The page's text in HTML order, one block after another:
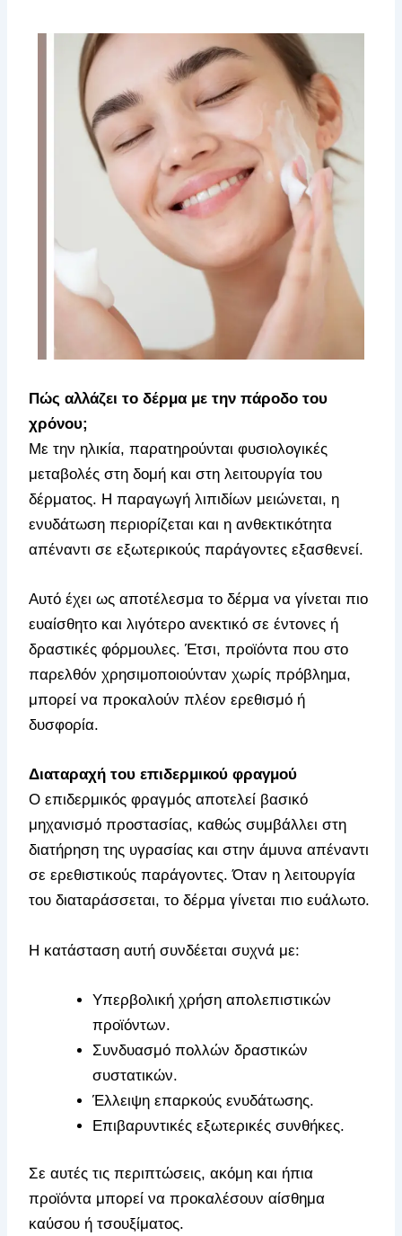
Πώς αλλάζει το δέρμα με την πάροδο του
χρόνου;
Με την ηλικία, παρατηρούνται φυσιολογικές
μεταβολές στη δομή και στη λειτουργία του
δέρματος. Η παραγωγή λιπιδίων μειώνεται, η
ενυδάτωση περιορίζεται και η ανθεκτικότητα
απέναντι σε εξωτερικούς παράγοντες εξασθενεί.
Αυτό έχει ως αποτέλεσμα το δέρμα να γίνεται πιο
ευαίσθητο και λιγότερο ανεκτικό σε έντονες ή
δραστικές φόρμουλες. Έτσι, προϊόντα που στο
παρελθόν χρησιμοποιούνταν χωρίς πρόβλημα,
μπορεί να προκαλούν πλέον ερεθισμό ή
δυσφορία.
Διαταραχή του επιδερμικού φραγμού
Ο επιδερμικός φραγμός αποτελεί βασικό
μηχανισμό προστασίας, καθώς συμβάλλει στη
διατήρηση της υγρασίας και στην άμυνα απέναντι
σε ερεθιστικούς παράγοντες. Όταν η λειτουργία
του διαταράσσεται, το δέρμα γίνεται πιο ευάλωτο.
Η κατάσταση αυτή συνδέεται συχνά με:
Υπερβολική χρήση απολεπιστικών
προϊόντων.
Συνδυασμό πολλών δραστικών
συστατικών.
Έλλειψη επαρκούς ενυδάτωσης.
Επιβαρυντικές εξωτερικές συνθήκες.
Σε αυτές τις περιπτώσεις, ακόμη και ήπια
προϊόντα μπορεί να προκαλέσουν αίσθημα
καύσου ή τσουξίματος.